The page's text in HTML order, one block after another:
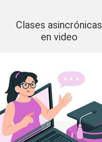
Clases asincrónicas
en video